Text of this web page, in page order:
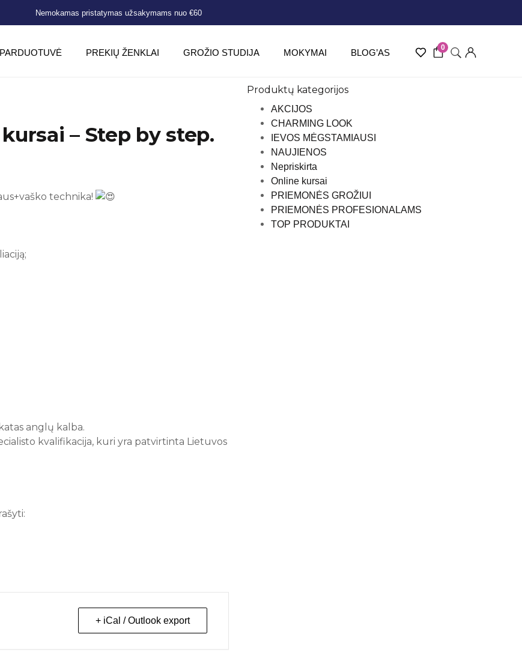
Nemokamas pristatymas užsakymams nuo €60
PARDUOTUVĖ PREKIŲ ŽENKLAI GROŽIO STUDIJA MOKYMAI BLOG’AS 0
– Step by step.
technika!
anglų kalba.
kvalifikacija, kuri yra patvirtinta Lietuvos
+ iCal / Outlook export
Produktų kategorijos
AKCIJOS
CHARMING LOOK
IEVOS MĖGSTAMIAUSI
NAUJIENOS
Nepriskirta
Online kursai
PRIEMONĖS GROŽIUI
PRIEMONĖS PROFESIONALAMS
TOP PRODUKTAI